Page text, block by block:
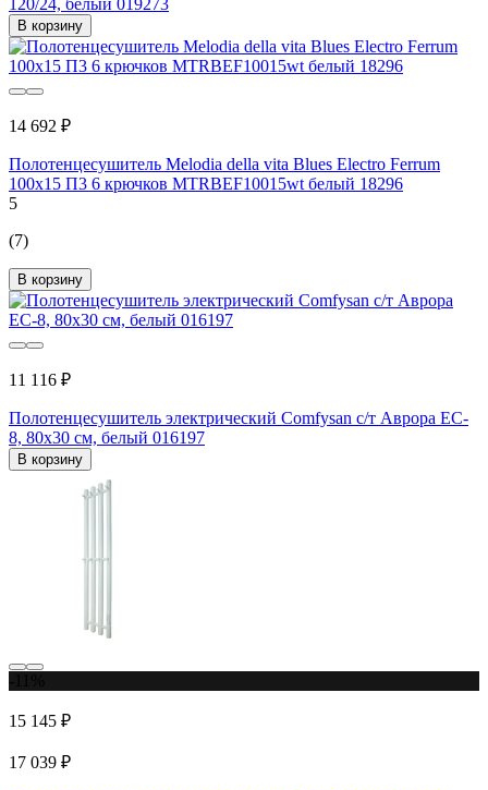
120/24, белый 019273
В корзину
14 692 ₽
Полотенцесушитель Melodia della vita Blues Electro Ferrum
100x15 П3 6 крючков MTRBEF10015wt белый 18296
5
(7)
В корзину
11 116 ₽
Полотенцесушитель электрический Comfysan с/т Аврора EC-
8, 80x30 см, белый 016197
В корзину
15 145 ₽
17 039 ₽